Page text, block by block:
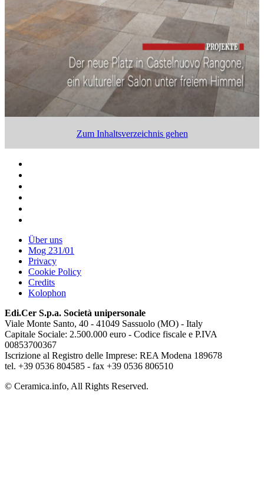
Zum Inhaltsverzeichnis gehen
Über uns
Mog 231/01
Privacy
Cookie Policy
Credits
Kolophon
Edi.Cer S.p.a. Società unipersonale
Viale Monte Santo, 40 - 41049 Sassuolo (MO) - Italy
Capitale Sociale: 2.500.000 euro - Codice fiscale e P.IVA
00853700367
Iscrizione al Registro delle Imprese: REA Modena 189678
tel. +39 0536 804585 - fax +39 0536 806510
© Ceramica.info, All Rights Reserved.